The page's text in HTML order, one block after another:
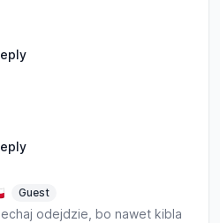
Guest
odejdzie, bo nawet kibla